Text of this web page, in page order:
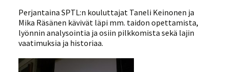
Perjantaina SPTL:n kouluttajat Taneli Keinonen ja
Mika Räsänen kävivät läpi mm. taidon opettamista,
lyönnin analysointia ja osiin pilkkomista sekä lajin
vaatimuksia ja historiaa.